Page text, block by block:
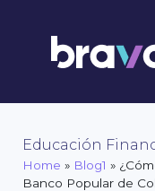
Educación
Home » Blog1 »
Banco Popular de